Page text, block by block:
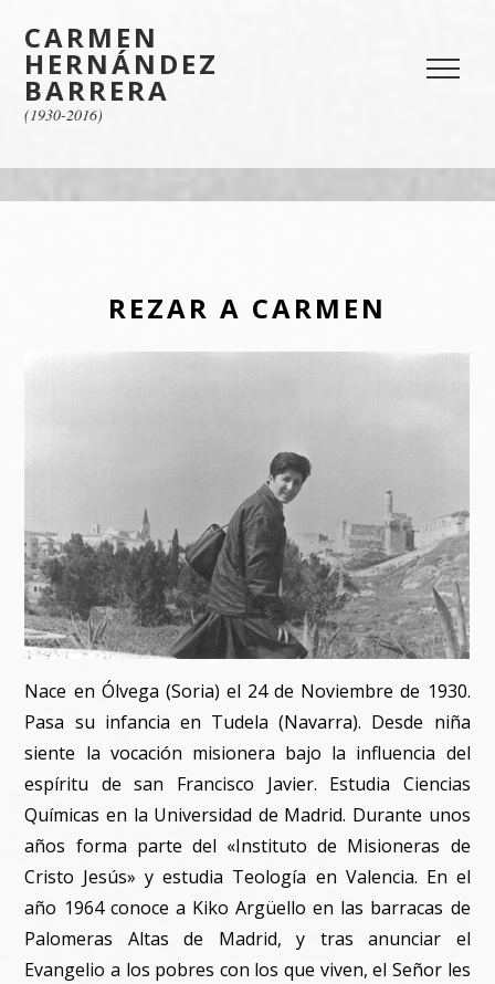
CARMEN
HERNÁNDEZ
BARRERA
(1930-2016)
REZAR A CARMEN
Nace en Ólvega (Soria) el 24 de Noviembre de 1930.
Pasa su infancia en Tudela (Navarra). Desde niña
siente la vocación misionera bajo la influencia del
espíritu de san Francisco Javier. Estudia Ciencias
Químicas en la Universidad de Madrid. Durante unos
años forma parte del «Instituto de Misioneras de
Cristo Jesús» y estudia Teología en Valencia. En el
año 1964 conoce a Kiko Argüello en las barracas de
Palomeras Altas de Madrid, y tras anunciar el
Evangelio a los pobres con los que viven, el Señor les